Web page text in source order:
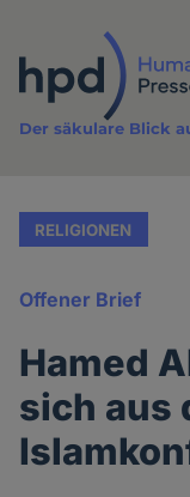
Inhalt
Der säkulare Blick
RELIGIONEN
Offener Brief
Hamed
sich aus